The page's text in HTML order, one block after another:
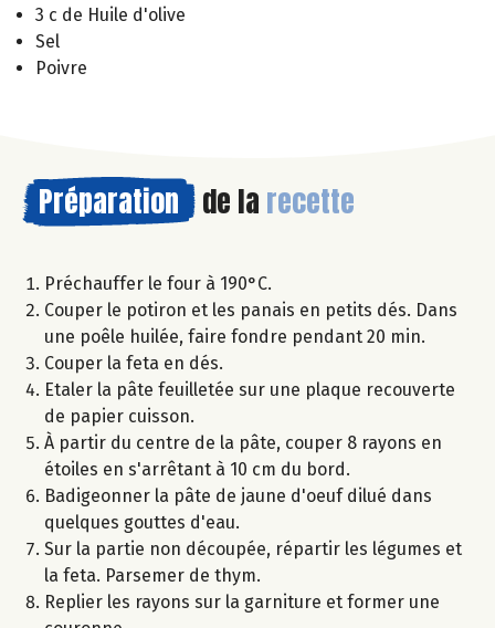
3 c de Huile d'olive
Sel
Poivre
Préparation de la recette
Préchauffer le four à 190°C.
Couper le potiron et les panais en petits dés. Dans
une poêle huilée, faire fondre pendant 20 min.
Couper la feta en dés.
Etaler la pâte feuilletée sur une plaque recouverte
de papier cuisson.
À partir du centre de la pâte, couper 8 rayons en
étoiles en s'arrêtant à 10 cm du bord.
Badigeonner la pâte de jaune d'oeuf dilué dans
quelques gouttes d'eau.
Sur la partie non découpée, répartir les légumes et
la feta. Parsemer de thym.
Replier les rayons sur la garniture et former une